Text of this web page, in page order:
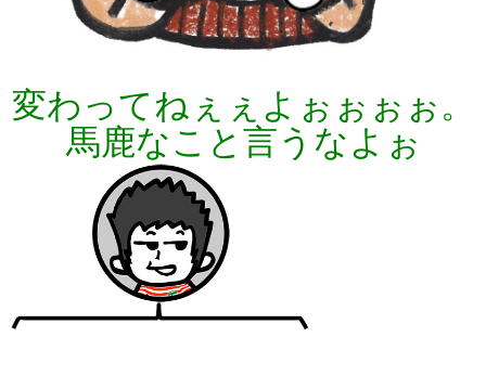
変わってねぇぇよぉぉぉぉ。
馬鹿なこと言うなよぉ